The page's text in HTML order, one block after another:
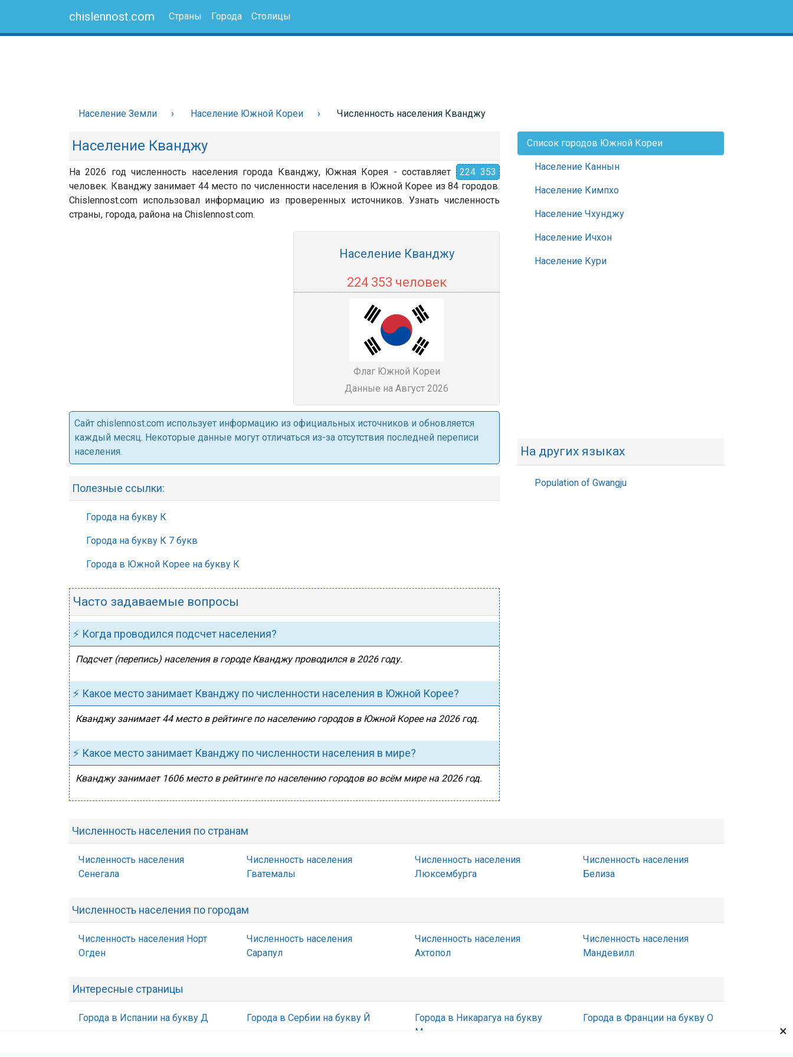
chislennost.com Страны Города Столицы
Население Земли Население Южной Кореи Численность населения Кванджу
Население Кванджу
На 2026 год численность населения города Кванджу, Южная Корея - составляет
224 353
человек. Кванджу занимает 44 место по численности населения в Южной Корее из 84 городов.
Chislennost.com использовал информацию из проверенных источников. Узнать численность
страны, города, района на Chislennost.com.
Население Кванджу
224 353 человек
Флаг Южной Кореи
Данные на Август 2026
Cайт chislennost.com использует информацию из официальных источников и обновляется
каждый месяц. Некоторые данные могут отличаться из-за отсутствия последней переписи
населения.
Полезные ссылки:
Города на букву К
Города на букву К 7 букв
Города в Южной Корее на букву К
Часто задаваемые вопросы
⚡ Когда проводился подсчет населения?
Подсчет (перепись) населения в городе Кванджу проводился в 2026 году.
⚡ Какое место занимает Кванджу по численности населения в Южной Корее?
Кванджу занимает 44 место в рейтинге по населению городов в Южной Корее на 2026 год.
⚡ Какое место занимает Кванджу по численности населения в мире?
Кванджу занимает 1606 место в рейтинге по населению городов во всём мире на 2026 год.
Список городов Южной Кореи
Население Каннын
Население Кимпхо
Население Чхунджу
Население Ичхон
Население Кури
На других языках
Population of Gwangju
Численность населения по странам
Численность населения
Сенегала
Численность населения
Гватемалы
Численность населения
Люксембурга
Численность населения
Белиза
Численность населения по городам
Численность населения Норт
Огден
Численность населения
Сарапул
Численность населения
Ахтопол
Численность населения
Мандевилл
Интересные страницы
Города в Испании на букву Д Города в Сербии на букву Й
Города в Никарагуа на букву
М
Города в Франции на букву О
×